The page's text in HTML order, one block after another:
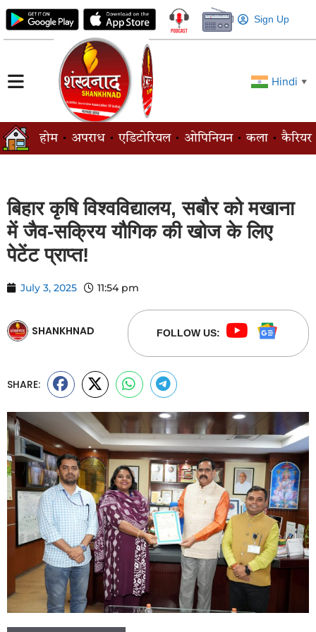
Sign Up
Hindi ▼
होम अपराध एडिटोरियल ओपिनियन कला कैरियर
बिहार कृषि विश्वविद्यालय, सबौर को मखाना
में जैव-सक्रिय यौगिक की खोज के लिए
पेटेंट प्राप्त!
July 3, 2025 11:54 pm
SHANKHNAD FOLLOW US:
SHARE: